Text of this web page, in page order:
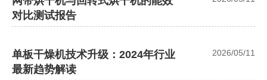
对比测试报告
单板干燥机技术升级：2024年行业
最新趋势解读
2026/05/11